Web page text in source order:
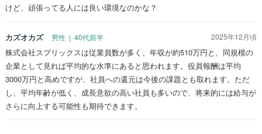
けど、頑張ってる人には良い環境なのかな？
カズオカズ 男性 | 40代前半 2025年12月頃
株式会社スプリックスは従業員数が多く、年収が約510万円と、同規模の
企業として見れば平均的な水準にあると思われます。役員報酬は平均
3000万円と高めですが、社員への還元は今後の課題とも取れます。ただ
し、平均年齢が低く、成長意欲の高い社員も多いので、将来的には給与が
さらに向上する可能性も期待できます。